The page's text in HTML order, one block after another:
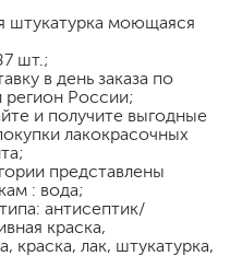
штукатурка моющаяся
шт.;
в день заказа по
России;
и получите выгодные
лакокрасочных
представлены
: вода;
антисептик/
краска,
краска, лак, штукатурка,